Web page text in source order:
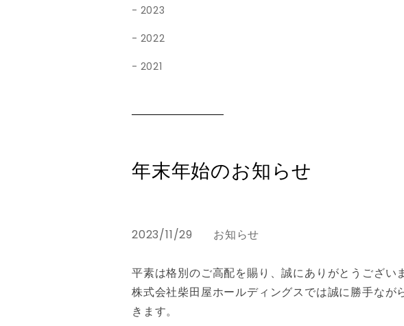
年末年始のお知らせ
2023/11/29 お知らせ
平素は格別のご高配を賜り、誠にありがとうございま
株式会社柴田屋ホールディングスでは誠に勝手な
きます。
2023
2022
2021